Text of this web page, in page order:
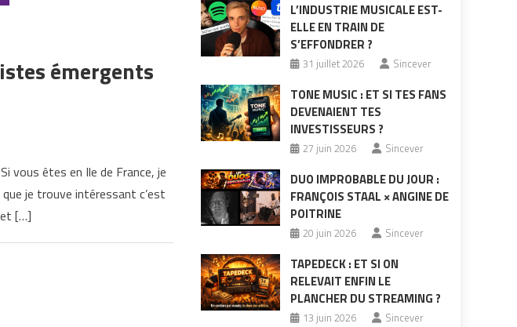
émergents
vous êtes en Ile de France, je
je trouve intéressant c’est
[…]
L’INDUSTRIE MUSICALE EST-
ELLE EN TRAIN DE
S’EFFONDRER ?
31 juillet 2026 Sincever
TONE MUSIC : ET SI TES FANS
DEVENAIENT TES
INVESTISSEURS ?
27 juin 2026 Sincever
DUO IMPROBABLE DU JOUR :
FRANÇOIS STAAL × ANGINE DE
POITRINE
20 juin 2026 Sincever
TAPEDECK : ET SI ON
RELEVAIT ENFIN LE
PLANCHER DU STREAMING ?
13 juin 2026 Sincever